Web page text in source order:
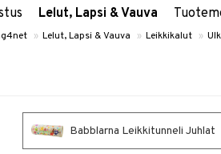
Lelut, Lapsi & Vauva
» Lelut, Lapsi & Vauva » Leikkikalut »
Babblarna Leikkitunneli Juhlat